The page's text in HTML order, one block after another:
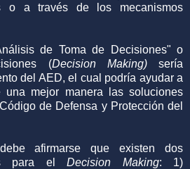
o a través de los mecanismos
de Toma de Decisiones" o
(Decision Making)sería
del AED, el cual podría ayudar a
una mejor manera las soluciones
de Defensa y Protección del
afirmarse que existen dos
para el Decision Making: 1)